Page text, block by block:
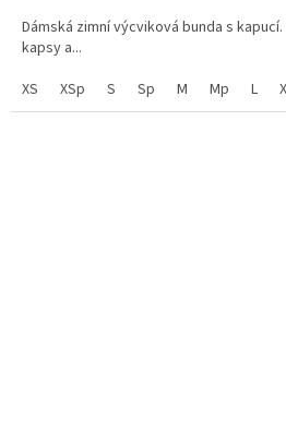
5,0
z
hvězdiček.
Dámská zimní výcviková bunda s
kapsy a...
XS
XSp S Sp M Mp L